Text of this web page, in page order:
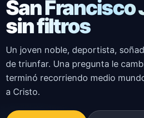
San Francisco
sin filtros
Un joven noble, deportista,
de triunfar. Una pregunta le
terminó recorriendo medio
a Cristo.